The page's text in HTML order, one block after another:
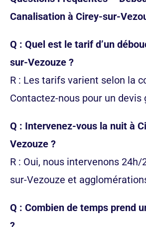
Canalisation à Cirey-sur-
Q : Quel est le tarif d’un
sur-Vezouze ?
R : Les tarifs varient selon la
Contactez-nous pour un devis
Q : Intervenez-vous la nuit à
Vezouze ?
R : Oui, nous intervenons
sur-Vezouze et
Q : Combien de temps prend